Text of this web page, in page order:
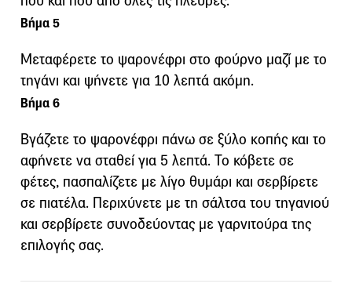
Βήμα 5
Μεταφέρετε το ψαρονέφρι στο φούρνο μαζί με το
τηγάνι και ψήνετε για 10 λεπτά ακόμη.
Βήμα 6
Βγάζετε το ψαρονέφρι πάνω σε ξύλο κοπής και το
αφήνετε να σταθεί για 5 λεπτά. Το κόβετε σε
φέτες, πασπαλίζετε με λίγο θυμάρι και σερβίρετε
σε πιατέλα. Περιχύνετε με τη σάλτσα του τηγανιού
και σερβίρετε συνοδεύοντας με γαρνιτούρα της
επιλογής σας.